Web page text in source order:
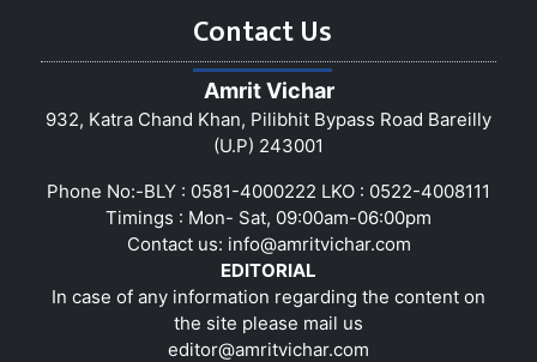
Contact Us
Amrit Vichar
932, Katra Chand Khan, Pilibhit Bypass Road Bareilly
(U.P) 243001
Phone No:-BLY : 0581-4000222 LKO : 0522-4008111
Timings : Mon- Sat, 09:00am-06:00pm
Contact us: info@amritvichar.com
EDITORIAL
In case of any information regarding the content on
the site please mail us
editor@amritvichar.com